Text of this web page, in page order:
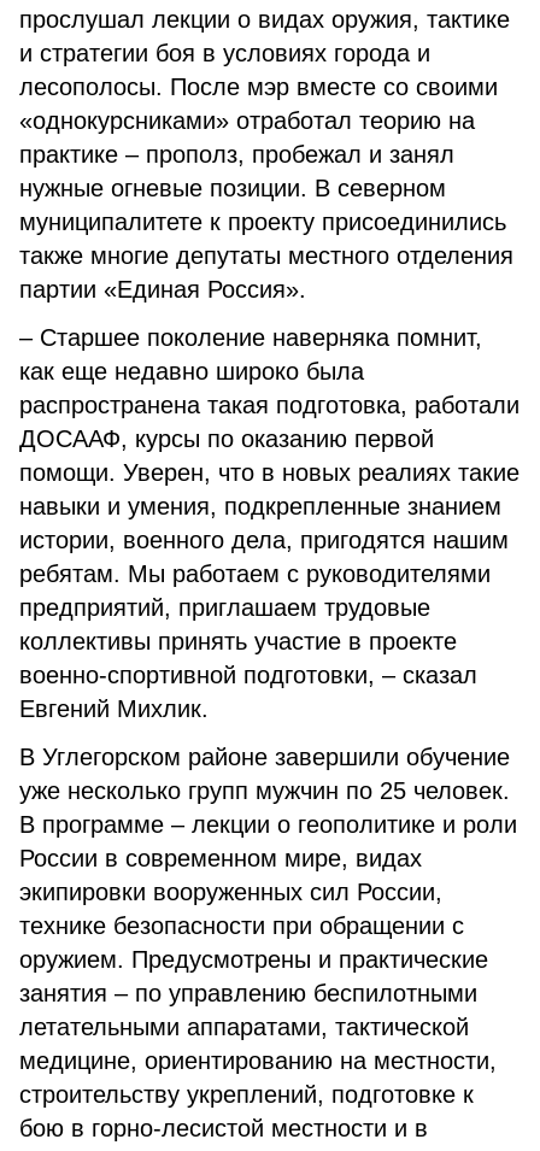
прослушал лекции о видах оружия, тактике
и стратегии боя в условиях города и
лесополосы. После мэр вместе со своими
«однокурсниками» отработал теорию на
практике – прополз, пробежал и занял
нужные огневые позиции. В северном
муниципалитете к проекту присоединились
также многие депутаты местного отделения
партии «Единая Россия».
– Старшее поколение наверняка помнит,
как еще недавно широко была
распространена такая подготовка, работали
ДОСААФ, курсы по оказанию первой
помощи. Уверен, что в новых реалиях такие
навыки и умения, подкрепленные знанием
истории, военного дела, пригодятся нашим
ребятам. Мы работаем с руководителями
предприятий, приглашаем трудовые
коллективы принять участие в проекте
военно-спортивной подготовки, – сказал
Евгений Михлик.
В Углегорском районе завершили обучение
уже несколько групп мужчин по 25 человек.
В программе – лекции о геополитике и роли
России в современном мире, видах
экипировки вооруженных сил России,
технике безопасности при обращении с
оружием. Предусмотрены и практические
занятия – по управлению беспилотными
летательными аппаратами, тактической
медицине, ориентированию на местности,
строительству укреплений, подготовке к
бою в горно-лесистой местности и в